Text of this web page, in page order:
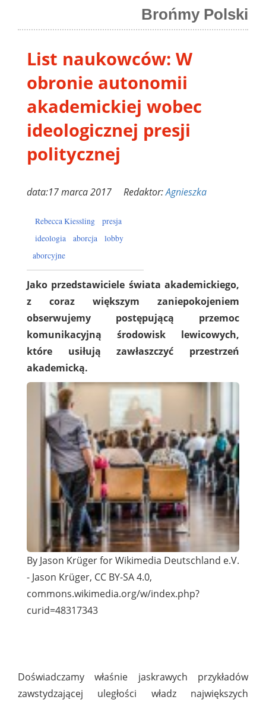
Brońmy Polski
List naukowców: W
obronie autonomii
akademickiej wobec
ideologicznej presji
politycznej
data:17 marca 2017 Redaktor:Agnieszka
Rebecca Kiessling
presja
ideologia
aborcja
lobby
aborcyjne
Jako przedstawiciele świata akademickiego,
z coraz większym zaniepokojeniem
obserwujemy postępującą przemoc
komunikacyjną środowisk lewicowych,
które usiłują zawłaszczyć przestrzeń
akademicką.
By Jason Krüger for Wikimedia Deutschland e.V.
- Jason Krüger, CC BY-SA 4.0,
commons.wikimedia.org/w/index.php?
curid=48317343
Doświadczamy właśnie jaskrawych przykładów
zawstydzającej uległości władz największych